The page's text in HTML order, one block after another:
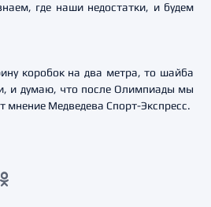
где наши недостатки, и будем
коробок на два метра, то шайба
и думаю, что после Олимпиады мы
мнение Медведева Спорт-Экспресс.